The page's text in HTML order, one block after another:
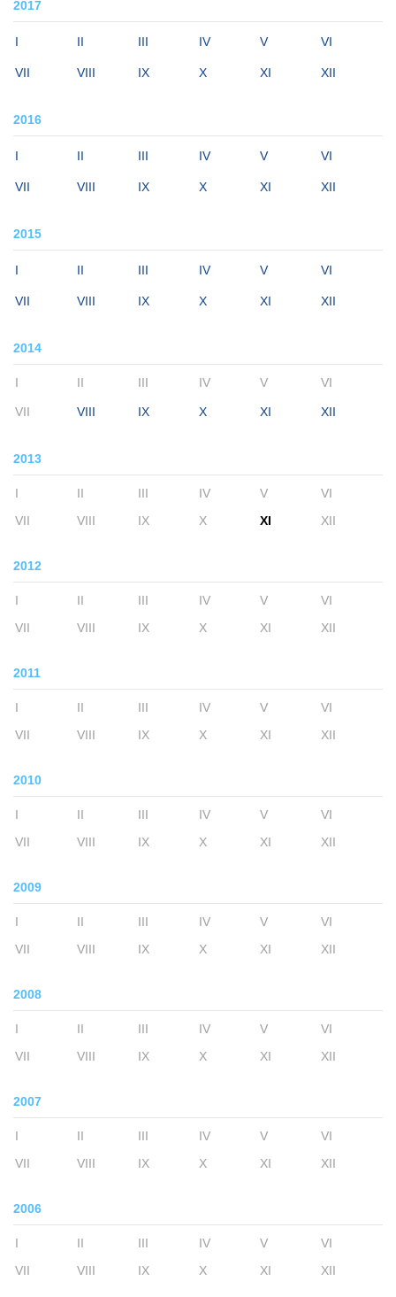
2017
I II III IV V VI
VII VIII IX X XI XII
2016
I II III IV V VI
VII VIII IX X XI XII
2015
I II III IV V VI
VII VIII IX X XI XII
2014
I II III IV V VI
VII VIII IX X XI XII
2013
I II III IV V
VI
VII
VIII IX X XI XII
2012
I II III IV V
VI
VII
VIII IX X XI XII
2011
I II III IV V
VI
VII
VIII IX X XI XII
2010
I II III IV V
VI
VII
VIII IX X XI XII
2009
I II III IV V
VI
VII
VIII IX X XI XII
2008
I II III IV V
VI
VII
VIII IX X XI XII
2007
I II III IV V
VI
VII
VIII IX X XI XII
2006
I II III IV V
VI
VII
VIII IX X XI XII